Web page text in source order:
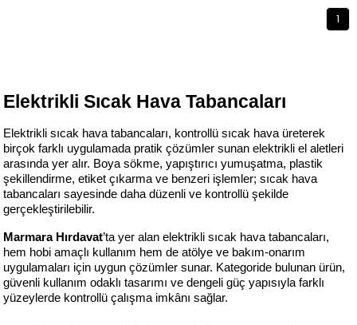
1
Elektrikli Sıcak Hava Tabancaları
Elektrikli sıcak hava tabancaları, kontrollü sıcak hava üreterek
birçok farklı uygulamada pratik çözümler sunan elektrikli el aletleri
arasında yer alır. Boya sökme, yapıştırıcı yumuşatma, plastik
şekillendirme, etiket çıkarma ve benzeri işlemler; sıcak hava
tabancaları sayesinde daha düzenli ve kontrollü şekilde
gerçekleştirilebilir.
Marmara Hırdavat’ta yer alan elektrikli sıcak hava tabancaları,
hem hobi amaçlı kullanım hem de atölye ve bakım-onarım
uygulamaları için uygun çözümler sunar. Kategoride bulunan ürün,
güvenli kullanım odaklı tasarımı ve dengeli güç yapısıyla farklı
yüzeylerde kontrollü çalışma imkânı sağlar.